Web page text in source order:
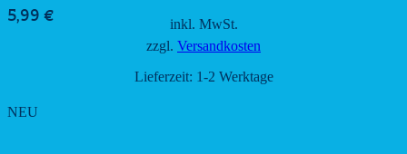
5,99 €
inkl. MwSt.
zzgl. Versandkosten
Lieferzeit: 1-2 Werktage
NEU